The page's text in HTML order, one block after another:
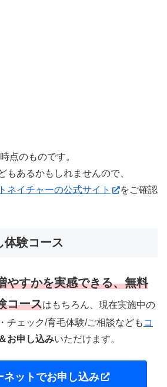
点のものです。
もあるかもしれませんので、
ネイチャーの公式サイト
をご確認
体験コース
やすかを実感できる、無料
コースはもちろん、現在実施中の
チェック/育毛体験/ご相談なども コ
お申し込みいただけます。
ネットでお申し込み